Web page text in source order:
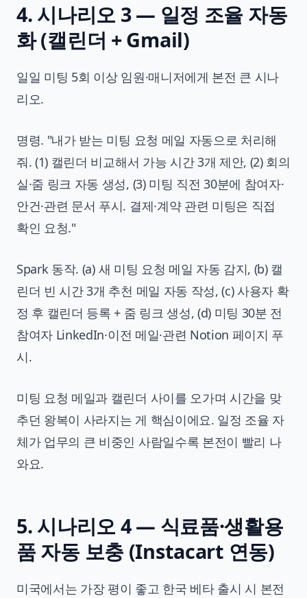
4. 시나리오 3 — 일정 조율 자동
화 (캘린더 + Gmail)
일일 미팅 5회 이상 임원·매니저에게 본전 큰 시나
리오.
명령. "내가 받는 미팅 요청 메일 자동으로 처리해
줘. (1) 캘린더 비교해서 가능 시간 3개 제안, (2) 회의
실·줌 링크 자동 생성, (3) 미팅 직전 30분에 참여자·
안건·관련 문서 푸시. 결제·계약 관련 미팅은 직접
확인 요청."
Spark 동작. (a) 새 미팅 요청 메일 자동 감지, (b) 캘
린더 빈 시간 3개 추천 메일 자동 작성, (c) 사용자 확
정 후 캘린더 등록 + 줌 링크 생성, (d) 미팅 30분 전
참여자 LinkedIn·이전 메일·관련 Notion 페이지 푸
시.
미팅 요청 메일과 캘린더 사이를 오가며 시간을 맞
추던 왕복이 사라지는 게 핵심이에요. 일정 조율 자
체가 업무의 큰 비중인 사람일수록 본전이 빨리 나
와요.
5. 시나리오 4 — 식료품·생활용
품 자동 보충 (Instacart 연동)
미국에서는 가장 평이 좋고 한국 베타 출시 시 본전